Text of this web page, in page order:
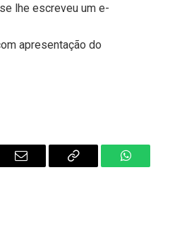
lhe escreveu um e-
apresentação do
Email
Copy